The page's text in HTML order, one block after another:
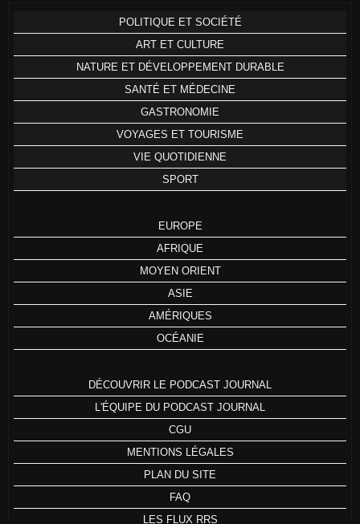
POLITIQUE ET SOCIÉTÉ
ART ET CULTURE
NATURE ET DÉVELOPPEMENT DURABLE
SANTÉ ET MÉDECINE
GASTRONOMIE
VOYAGES ET TOURISME
VIE QUOTIDIENNE
SPORT
EUROPE
AFRIQUE
MOYEN ORIENT
ASIE
AMÉRIQUES
OCÉANIE
DÉCOUVRIR LE PODCAST JOURNAL
L'ÉQUIPE DU PODCAST JOURNAL
CGU
MENTIONS LÉGALES
PLAN DU SITE
FAQ
LES FLUX RRS